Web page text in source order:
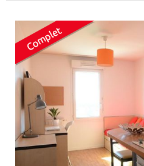
m²
Type de location
Votre date d'entrée